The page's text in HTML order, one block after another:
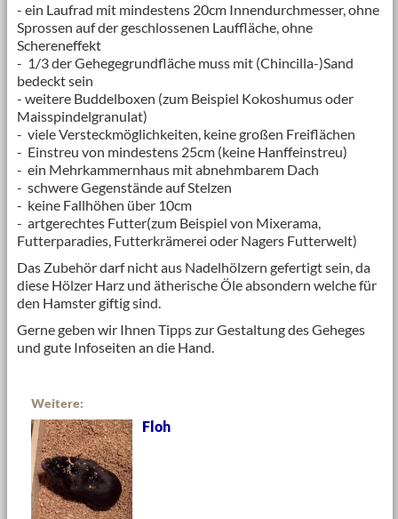
- ein Laufrad mit mindestens 20cm Innendurchmesser, ohne
Sprossen auf der geschlossenen Lauffläche, ohne
Schereneffekt
- 1/3 der Gehegegrundfläche muss mit (Chincilla-)Sand
bedeckt sein
- weitere Buddelboxen (zum Beispiel Kokoshumus oder
Maisspindelgranulat)
- viele Versteckmöglichkeiten, keine großen Freiflächen
- Einstreu von mindestens 25cm (keine Hanffeinstreu)
- ein Mehrkammernhaus mit abnehmbarem Dach
- schwere Gegenstände auf Stelzen
- keine Fallhöhen über 10cm
- artgerechtes Futter(zum Beispiel von Mixerama,
Futterparadies, Futterkrämerei oder Nagers Futterwelt)
Das Zubehör darf nicht aus Nadelhölzern gefertigt sein, da
diese Hölzer Harz und ätherische Öle absondern welche für
den Hamster giftig sind.
Gerne geben wir Ihnen Tipps zur Gestaltung des Geheges
und gute Infoseiten an die Hand.
Weitere:
Floh